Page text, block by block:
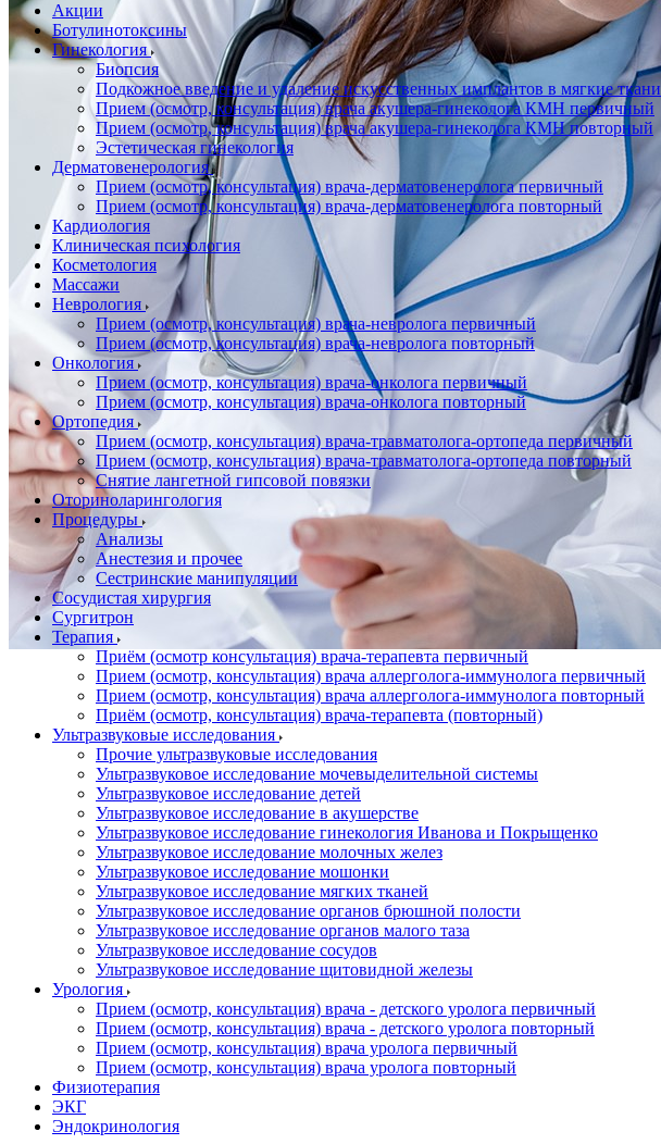
Акции
Ботулинотоксины
Гинекология
Биопсия
Подкожное введение и удаление искусственных имплантов в мягкие ткани
Прием (осмотр, консультация) врача акушера-гинеколога КМН первичный
Прием (осмотр, консультация) врача акушера-гинеколога КМН повторный
Эстетическая гинекология
Дерматовенерология
Прием (осмотр, консультация) врача-дерматовенеролога первичный
Прием (осмотр, консультация) врача-дерматовенеролога повторный
Кардиология
Клиническая психология
Косметология
Массажи
Неврология
Прием (осмотр, консультация) врача-невролога первичный
Прием (осмотр, консультация) врача-невролога повторный
Онкология
Прием (осмотр, консультация) врача-онколога первичный
Прием (осмотр, консультация) врача-онколога повторный
Ортопедия
Прием (осмотр, консультация) врача-травматолога-ортопеда первичный
Прием (осмотр, консультация) врача-травматолога-ортопеда повторный
Снятие лангетной гипсовой повязки
Оториноларингология
Процедуры
Анализы
Анестезия и прочее
Сестринские манипуляции
Сосудистая хирургия
Сургитрон
Терапия
Приём (осмотр консультация) врача-терапевта первичный
Прием (осмотр, консультация) врача аллерголога-иммунолога первичный
Прием (осмотр, консультация) врача аллерголога-иммунолога повторный
Приём (осмотр, консультация) врача-терапевта (повторный)
Ультразвуковые исследования
Прочие ультразвуковые исследования
Ультразвуковое исследование мочевыделительной системы
Ультразвуковое исследование детей
Ультразвуковое исследование в акушерстве
Ультразвуковое исследование гинекология Иванова и Покрыщенко
Ультразвуковое исследование молочных желез
Ультразвуковое исследование мошонки
Ультразвуковое исследование мягких тканей
Ультразвуковое исследование органов брюшной полости
Ультразвуковое исследование органов малого таза
Ультразвуковое исследование сосудов
Ультразвуковое исследование щитовидной железы
Урология
Прием (осмотр, консультация) врача - детского уролога первичный
Прием (осмотр, консультация) врача - детского уролога повторный
Прием (осмотр, консультация) врача уролога первичный
Прием (осмотр, консультация) врача уролога повторный
Физиотерапия
ЭКГ
Эндокринология